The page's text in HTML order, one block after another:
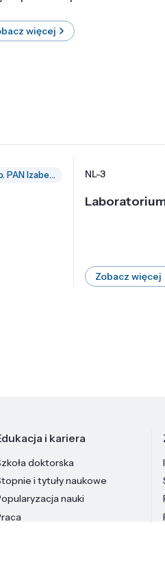
więcej
prof. dr hab., czł. koresp. PAN Izabella Grzegory NL-3
Zobacz więcej
i kariera
doktorska
i tytuły naukowe
nauki